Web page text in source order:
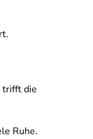
trifft die
Ruhe.